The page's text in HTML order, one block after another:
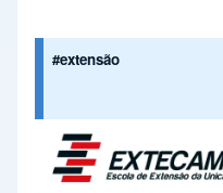
#extensão